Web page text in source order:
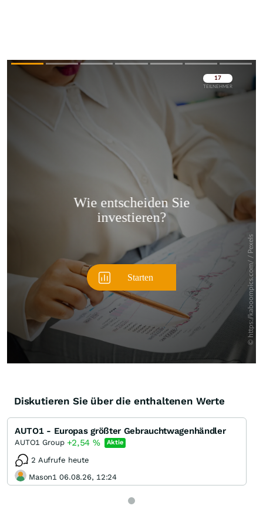
Überspringen
Überspringen
Diskutieren Sie über die enthaltenen Werte
AUTO1 - Europas größter Gebrauchtwagenhändler
AUTO1 Group +2,54 % Aktie
2 Aufrufe heute
Mason1 06.08.26, 12:24